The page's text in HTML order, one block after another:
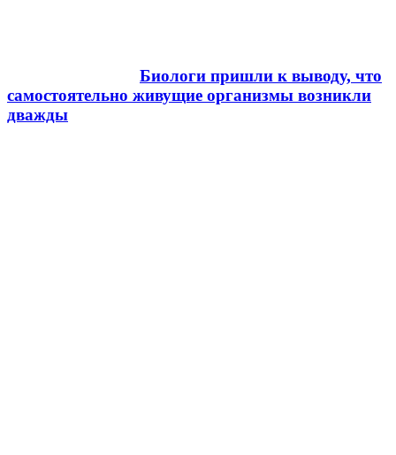
Биологи пришли к выводу, что
самостоятельно живущие организмы возникли
дважды